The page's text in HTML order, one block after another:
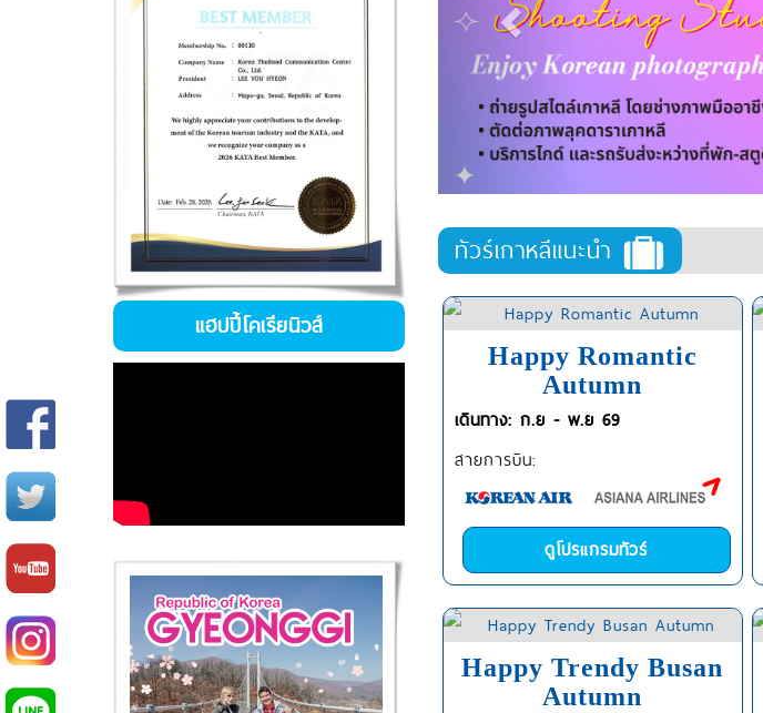
แฮปปี้โคเรียนิวส์
ทัวร์เกาหลีแนะนำ
Happy Romantic
Autumn
เดินทาง: ก.ย - พ.ย 69
สายการบิน:
ดูโปรแกรมทัวร์
Happy Trendy Busan
Autumn